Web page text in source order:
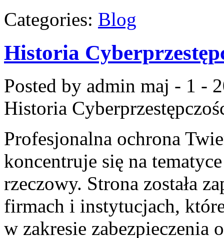
Categories: Blog
Historia
Posted by admin maj - 1 -
Historia
Profesjonalna ochrona
koncentruje się na
rzeczowy. Strona została
firmach i instytucjach,
w zakresie zabezpieczenia